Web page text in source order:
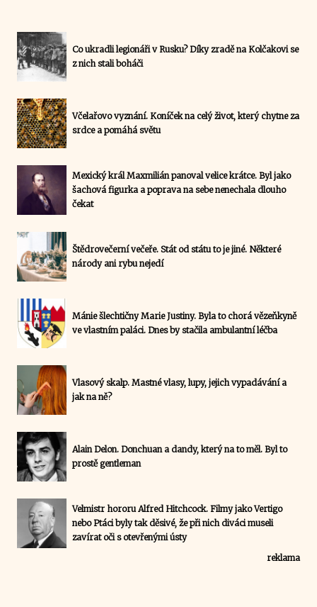
Co ukradli legionáři v Rusku? Díky zradě na Kolčakovi se
z nich stali boháči
Včelařovo vyznání. Koníček na celý život, který chytne za
srdce a pomáhá světu
Mexický král Maxmilián panoval velice krátce. Byl jako
šachová figurka a poprava na sebe nenechala dlouho
čekat
Štědrovečerní večeře. Stát od státu to je jiné. Některé
národy ani rybu nejedí
Mánie šlechtičny Marie Justiny. Byla to chorá vězeňkyně
ve vlastním paláci. Dnes by stačila ambulantní léčba
Vlasový skalp. Mastné vlasy, lupy, jejich vypadávání a
jak na ně?
Alain Delon. Donchuan a dandy, který na to měl. Byl to
prostě gentleman
Velmistr hororu Alfred Hitchcock. Filmy jako Vertigo
nebo Ptáci byly tak děsivé, že při nich diváci museli
zavírat oči s otevřenými ústy
reklama